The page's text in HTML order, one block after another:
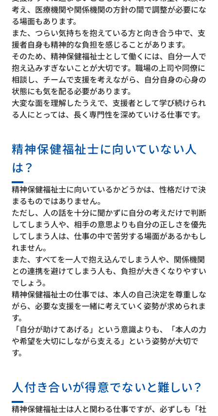
考え、医療機関や関係機関の方針の間で調整が必要にな
る場面もあります。
また、つらい気持ちを抱えている方と向き合う中で、支
援者自身も精神的な負担を感じることがあります。
そのため、精神保健福祉士として働くには、自分一人で
抱え込みすぎないことが大切です。職場の上司や同僚に
相談し、チームで支援を考えながら、自分自身の心身の
状態にも気を配る必要があります。
大変な面を理解したうえで、支援者として学び続けられ
る人にとっては、長く専門性を深めていける仕事です。
精神保健福祉士に向いていない人
は？
精神保健福祉士に向いているかどうかは、性格だけで決
まるものではありません。
ただし、人の話を十分に聞かずに自分の考えだけで判断
してしまう人や、相手の意思よりも自分の正しさを優先
してしまう人は、仕事の中で苦労する場面があるかもし
れません。
また、すべてを一人で抱え込んでしまう人や、関係機関
との連携を避けてしまう人も、負担が大きくなりやすい
でしょう。
精神保健福祉士の仕事では、本人の自己決定を尊重しな
がら、必要な支援を一緒に考えていく姿勢が求められま
す。
「自分が助けてあげる」という意識よりも、「本人の力
や希望を大切にしながら支える」という姿勢が大切で
す。
人付き合いが得意でないと難しい？
精神保健福祉士は人と関わる仕事ですが、必ずしも「社